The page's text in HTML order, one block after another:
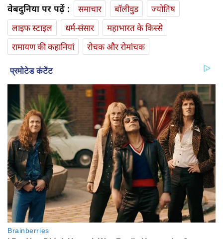
वेबदुनिया पर पढ़ें : समाचार बॉलीवुड
ज्योतिष
लाइफ स्‍टाइल
धर्म-संसार
महाभारत के किस्से
रामायण की कहानियां
रोचक और रोमांचक